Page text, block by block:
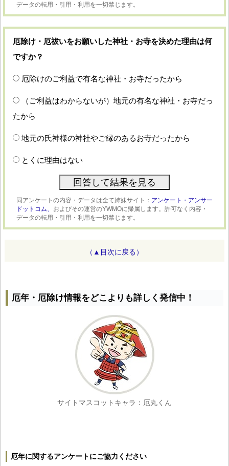
データの転用・引用・利用を一切禁じます。
厄除け・厄祓いをお願いした神社・お寺を決めた理由は何
ですか？
厄除けのご利益で有名な神社・お寺だったから
（ご利益はわからないが）地元の有名な神社・お寺だっ
たから
地元の氏神様の神社やご縁のあるお寺だったから
とくに理由はない
同アンケートの内容・データは全て姉妹サイト： アンケート・アンサー
ドットコム、 およびその運営のYWMOに帰属します。許可なく内容・
データの転用・引用・利用を一切禁じます。
（▲目次に戻る）
厄年・厄除け情報をどこよりも詳しく発信中！
サイトマスコットキャラ：厄丸くん
厄年に関するアンケートにご協力ください